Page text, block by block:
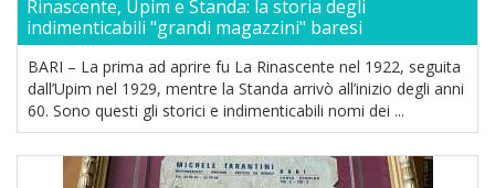
Rinascente, Upim e Standa: la storia degli
indimenticabili "grandi magazzini" baresi
BARI – La prima ad aprire fu La Rinascente nel 1922, seguita
dall’Upim nel 1929, mentre la Standa arrivò all’inizio degli anni
60. Sono questi gli storici e indimenticabili nomi dei ...